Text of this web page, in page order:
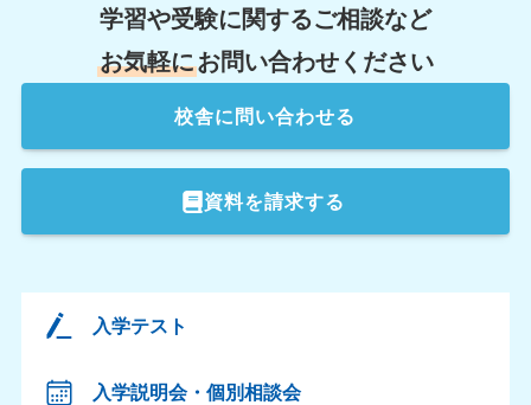
学習や受験に関するご相談など
お気軽にお問い合わせください
校舎に問い合わせる
資料を請求する
入学テスト
入学説明会・個別相談会